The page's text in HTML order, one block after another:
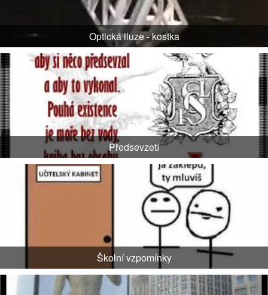
Optická iluze - kostka
Předsevzetí
Školní vzpomínky